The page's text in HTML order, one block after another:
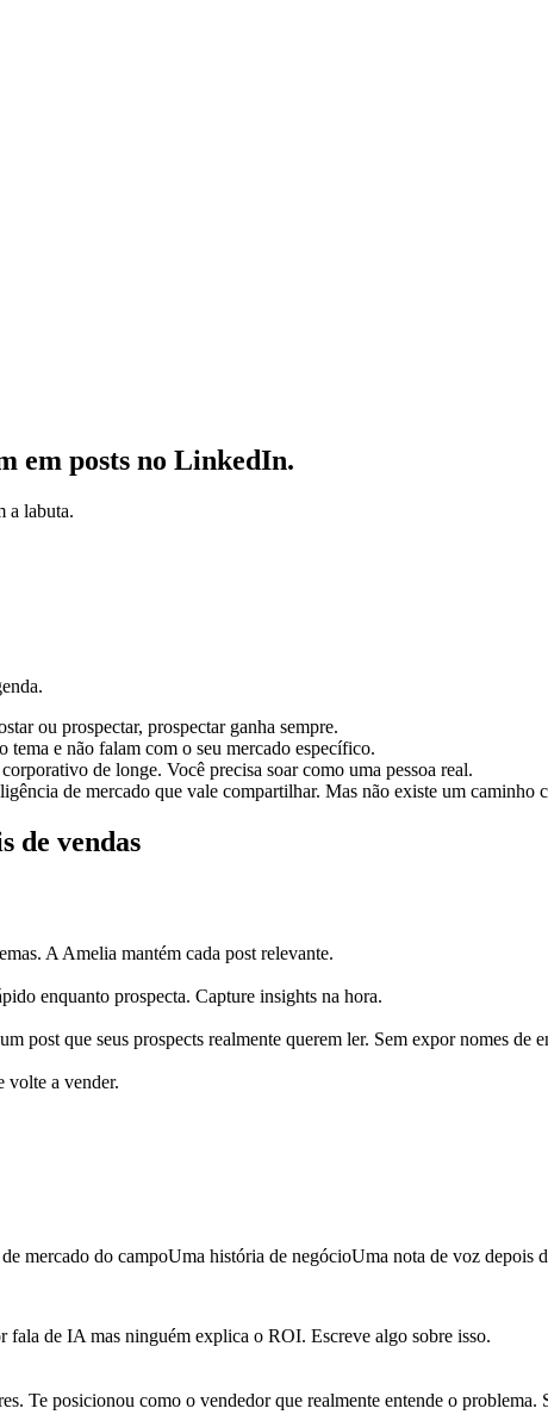
em posts no LinkedIn.
a labuta.
ou prospectar, prospectar ganha sempre.
tema e não falam com o seu mercado específico.
de longe. Você precisa soar como uma pessoa real.
de mercado que vale compartilhar. Mas não existe um caminho
de vendas
A Amelia mantém cada post relevante.
enquanto prospecta. Capture insights na hora.
post que seus prospects realmente querem ler. Sem expor nomes de
volte a vender.
mercado do campoUma história de negócioUma nota de voz depois
fala de IA mas ninguém explica o ROI. Escreve algo sobre isso.
Te posicionou como o vendedor que realmente entende o problema.